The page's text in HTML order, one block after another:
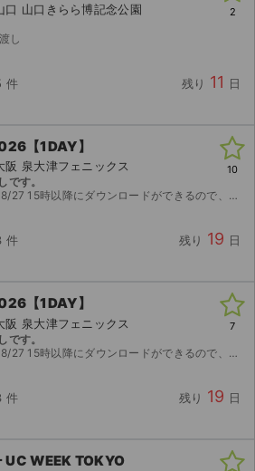
山口きらら博記念公園
し
件 残り 11 日
2
【1DAY】
泉大津フェニックス
です。
にダウンロードができるので、それ以降の分配になります。
件 残り 19 日
10
【1DAY】
泉大津フェニックス
です。
にダウンロードができるので、それ以降の分配になります。
件 残り 19 日
7
UC WEEK TOKYO